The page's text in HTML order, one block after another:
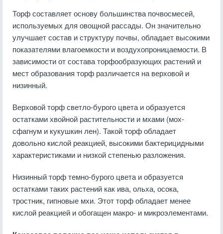
Торф составляет основу большинства почвосмесей,
используемых для овощной рассады. Он значительно
улучшает состав и структуру почвы, обладает высокими
показателями влагоемкости и воздухопроницаемости. В
зависимости от состава торфообразующих растений и
мест образования торф различается на верховой и
низинный.
Верховой торф светло-бурого цвета и образуется
остатками хвойной растительности и мхами (мох-
сфагнум и кукушкин лен). Такой торф обладает
довольно кислой реакцией, высокими бактерицидными
характеристиками и низкой степенью разложения.
Низинный торф темно-бурого цвета и образуется
остатками таких растений как ива, ольха, осока,
тростник, гипновые мхи. Этот торф обладает менее
кислой реакцией и обогащен макро- и микроэлементами.